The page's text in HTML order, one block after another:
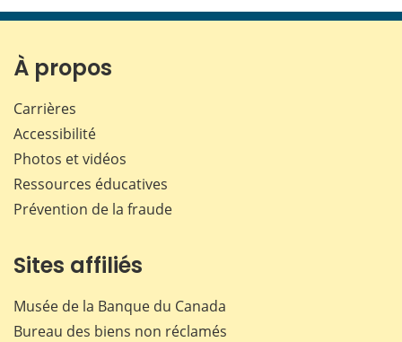
page page page page
À propos
Carrières
Accessibilité
Photos et vidéos
Ressources éducatives
Prévention de la fraude
Sites affiliés
Musée de la Banque du Canada
Bureau des biens non réclamés